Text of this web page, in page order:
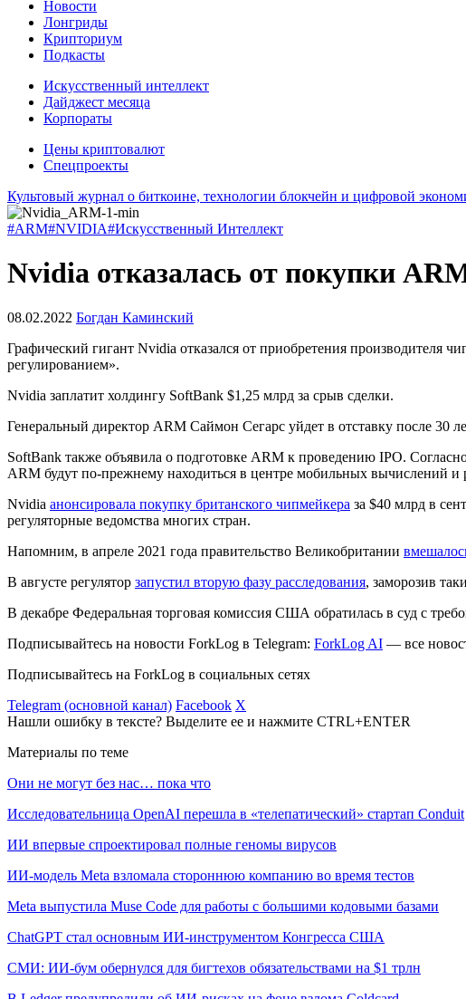
Новости
Лонгриды
Крипториум
Подкасты
Искусственный интеллект
Дайджест месяца
Корпораты
Цены криптовалют
Спецпроекты
Культовый журнал о биткоине, технологии блокчейн и цифровой
#ARM#NVIDIA#Искусственный Интеллект
Nvidia отказалась от покупки
08.02.2022 Богдан Каминский
Графический гигант Nvidia отказался от приобретения производителя
регулированием».
Nvidia заплатит холдингу SoftBank $1,25 млрд за срыв сделки.
Генеральный директор ARM Саймон Сегарс уйдет в отставку после 30
SoftBank также объявила о подготовке ARM к проведению IPO.
ARM будут по-прежнему находиться в центре мобильных вычислений и
Nvidia анонсировала покупку британского чипмейкера за $40 млрд в
регуляторные ведомства многих стран.
Напомним, в апреле 2021 года правительство Великобритании
В августе регулятор запустил вторую фазу расследования, заморозив
В декабре Федеральная торговая комиссия США обратилась в суд с
Подписывайтесь на новости ForkLog в Telegram: ForkLog AI — все
Подписывайтесь на ForkLog в социальных сетях
Telegram (основной канал) Facebook X
Нашли ошибку в тексте? Выделите ее и нажмите CTRL+ENTER
Материалы по теме
Они не могут без нас… пока что
Исследовательница OpenAI перешла в «телепатический» стартап Conduit
ИИ впервые спроектировал полные геномы вирусов
ИИ-модель Meta взломала стороннюю компанию во время тестов
Meta выпустила Muse Code для работы с большими кодовыми базами
ChatGPT стал основным ИИ-инструментом Конгресса США
СМИ: ИИ-бум обернулся для бигтехов обязательствами на $1 трлн